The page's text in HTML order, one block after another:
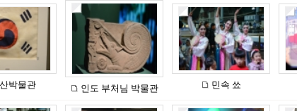
박물관 인도 부처님 박물관 민속 쑈